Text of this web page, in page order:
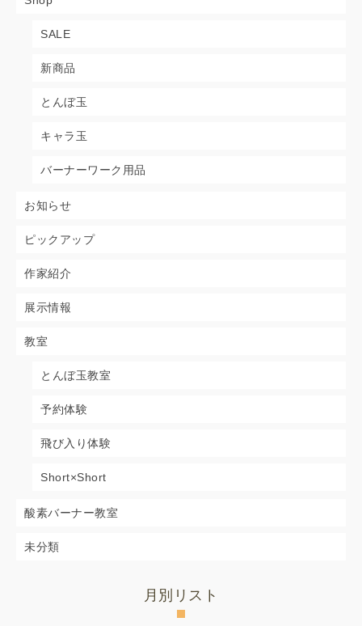
SALE
新商品
とんぼ玉
キャラ玉
バーナーワーク用品
お知らせ
ピックアップ
作家紹介
展示情報
教室
とんぼ玉教室
予約体験
飛び入り体験
Short×Short
酸素バーナー教室
未分類
月別リスト